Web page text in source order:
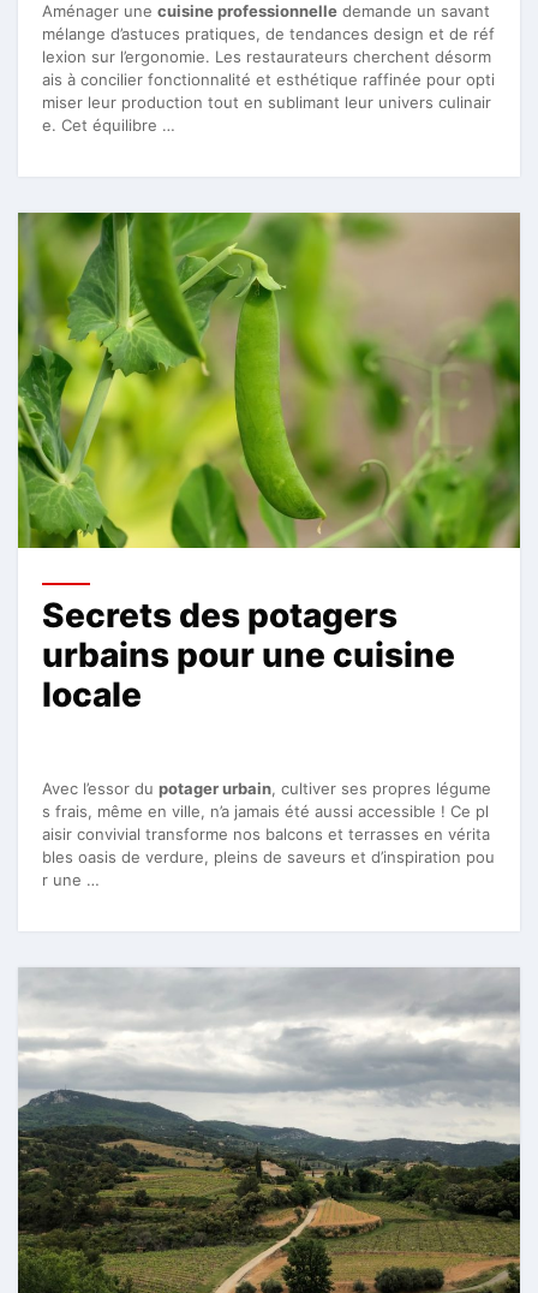
Aménager une cuisine professionnelle demande un savant
mélange d’astuces pratiques, de tendances design et de réf
lexion sur l’ergonomie. Les restaurateurs cherchent désorm
ais à concilier fonctionnalité et esthétique raffinée pour opti
miser leur production tout en sublimant leur univers culinair
e. Cet équilibre …
Secrets des potagers
urbains pour une cuisine
locale
Avec l’essor du potager urbain, cultiver ses propres légume
s frais, même en ville, n’a jamais été aussi accessible ! Ce pl
aisir convivial transforme nos balcons et terrasses en vérita
bles oasis de verdure, pleins de saveurs et d’inspiration pou
r une …